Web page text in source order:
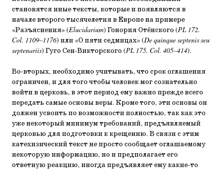
становятся иные тексты, которые и появляются в
начале второго тысячелетия в Европе на примере
«Разъяснения» (Elucidarium) Гонория Отёнского (PL 172.
Col. 1109–1176) или «О пяти седмицах» (De quinque septenis seu
septenariis) Гуго Сен-Викторского (PL 175. Col. 405–414).
Во-вторых, необходимо учитывать, что срок оглашения
ограничен, и для того чтобы человек мог сознательно
войти в церковь, в этот период ему важно прежде всего
передать самые основы веры. Кроме того, эти основы он
должен усвоить по возможности полностью, так как это
уже некоторый минимум требований, предъявляемый
церковью для подготовки к крещению. В связи с этим
катехизический текст не просто сообщает оглашаемому
некоторую информацию, но и предполагает его
ответную реакцию, иногда предъявляет ему какие-то